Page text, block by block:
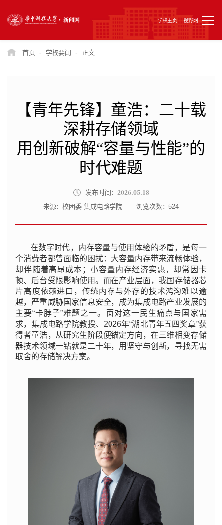
学校主页 视野网
首页 - 学校要闻 - 正文
【青年先锋】童浩：二十载
深耕存储领域
用创新破解“容量与性能”的
时代难题
发布时间： 2026.05.18
来源：校团委 集成电路学院 浏览次数：524
在数字时代，内存容量与使用体验的矛盾，是每一
个消费者都曾面临的困扰：大容量内存带来流畅体验，
却伴随着高昂成本；小容量内存经济实惠，却常因卡
顿、后台受限影响使用。而在产业层面，我国存储器芯
片高度依赖进口，传统内存与外存的技术鸿沟难以逾
越，严重威胁国家信息安全，成为集成电路产业发展的
主要“卡脖子”难题之一。面对这一民生痛点与国家需
求，集成电路学院教授、2026年“湖北青年五四奖章”获
得者童浩，从研究生阶段便锚定方向，在三维相变存储
器技术领域一钻就是二十年，用坚守与创新，寻找无需
取舍的存储解决方案。